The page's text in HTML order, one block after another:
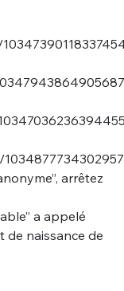
arrêtez
a appelé
de naissance de